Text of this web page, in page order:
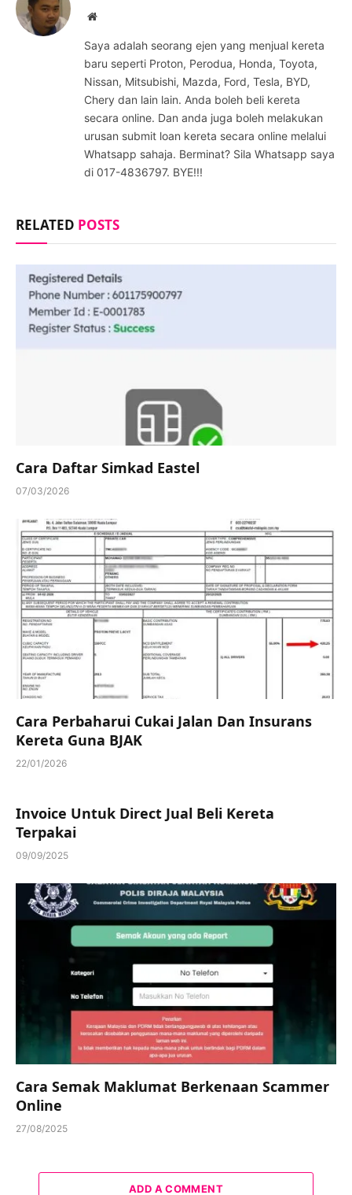
Website
Saya adalah seorang ejen yang menjual kereta
baru seperti Proton, Perodua, Honda, Toyota,
Nissan, Mitsubishi, Mazda, Ford, Tesla, BYD,
Chery dan lain lain. Anda boleh beli kereta
secara online. Dan anda juga boleh melakukan
urusan submit loan kereta secara online melalui
Whatsapp sahaja. Berminat? Sila Whatsapp saya
di 017-4836797. BYE!!!
RELATED POSTS
Cara Daftar Simkad Eastel
07/03/2026
Cara Perbaharui Cukai Jalan Dan Insurans
Kereta Guna BJAK
22/01/2026
Invoice Untuk Direct Jual Beli Kereta
Terpakai
09/09/2025
Cara Semak Maklumat Berkenaan Scammer
Online
27/08/2025
ADD A COMMENT